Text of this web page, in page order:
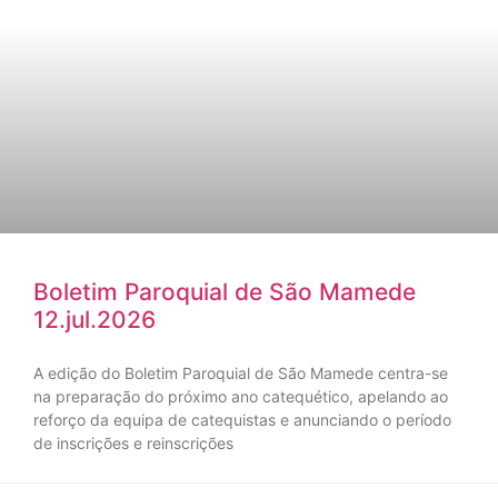
Boletim Paroquial de São Mamede
12.jul.2026
A edição do Boletim Paroquial de São Mamede centra-se
na preparação do próximo ano catequético, apelando ao
reforço da equipa de catequistas e anunciando o período
de inscrições e reinscrições